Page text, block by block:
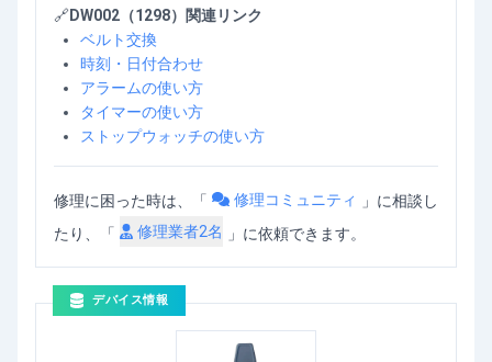
🔗DW002（1298）関連リンク
ベルト交換
時刻・日付合わせ
アラームの使い方
タイマーの使い方
ストップウォッチの使い方
修理に困った時は、「 修理コミュニティ 」 に相談し
たり、「
修理業者2名 」に依頼できます。
デバイス情報